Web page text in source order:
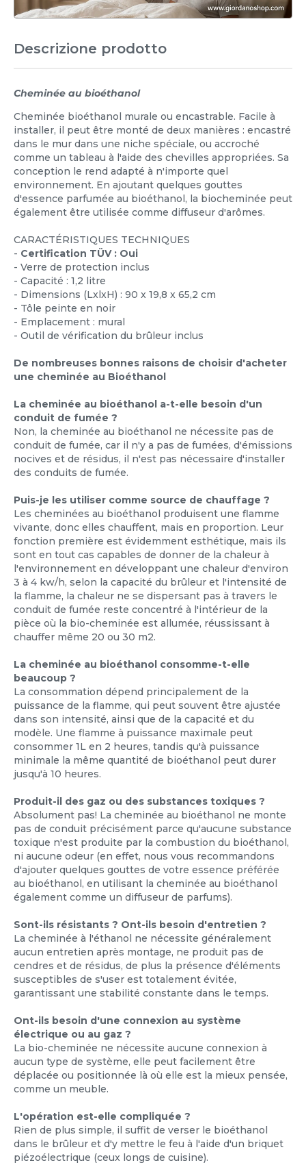
Descrizione prodotto
Cheminée au bioéthanol
Cheminée bioéthanol murale ou encastrable. Facile à
installer, il peut être monté de deux manières : encastré
dans le mur dans une niche spéciale, ou accroché
comme un tableau à l'aide des chevilles appropriées. Sa
conception le rend adapté à n'importe quel
environnement. En ajoutant quelques gouttes
d'essence parfumée au bioéthanol, la biocheminée peut
également être utilisée comme diffuseur d'arômes.
CARACTÉRISTIQUES TECHNIQUES
- Certification TÜV : Oui
- Verre de protection inclus
- Capacité : 1,2 litre
- Dimensions (LxlxH) : 90 x 19,8 x 65,2 cm
- Tôle peinte en noir
- Emplacement : mural
- Outil de vérification du brûleur inclus
De nombreuses bonnes raisons de choisir d'acheter
une cheminée au Bioéthanol
La cheminée au bioéthanol a-t-elle besoin d'un
conduit de fumée ?
Non, la cheminée au bioéthanol ne nécessite pas de
conduit de fumée, car il n'y a pas de fumées, d'émissions
nocives et de résidus, il n'est pas nécessaire d'installer
des conduits de fumée.
Puis-je les utiliser comme source de chauffage ?
Les cheminées au bioéthanol produisent une flamme
vivante, donc elles chauffent, mais en proportion. Leur
fonction première est évidemment esthétique, mais ils
sont en tout cas capables de donner de la chaleur à
l'environnement en développant une chaleur d'environ
3 à 4 kw/h, selon la capacité du brûleur et l'intensité de
la flamme, la chaleur ne se dispersant pas à travers le
conduit de fumée reste concentré à l'intérieur de la
pièce où la bio-cheminée est allumée, réussissant à
chauffer même 20 ou 30 m2.
La cheminée au bioéthanol consomme-t-elle
beaucoup ?
La consommation dépend principalement de la
puissance de la flamme, qui peut souvent être ajustée
dans son intensité, ainsi que de la capacité et du
modèle. Une flamme à puissance maximale peut
consommer 1L en 2 heures, tandis qu'à puissance
minimale la même quantité de bioéthanol peut durer
jusqu'à 10 heures.
Produit-il des gaz ou des substances toxiques ?
Absolument pas! La cheminée au bioéthanol ne monte
pas de conduit précisément parce qu'aucune substance
toxique n'est produite par la combustion du bioéthanol,
ni aucune odeur (en effet, nous vous recommandons
d'ajouter quelques gouttes de votre essence préférée
au bioéthanol, en utilisant la cheminée au bioéthanol
également comme un diffuseur de parfums).
Sont-ils résistants ? Ont-ils besoin d'entretien ?
La cheminée à l'éthanol ne nécessite généralement
aucun entretien après montage, ne produit pas de
cendres et de résidus, de plus la présence d'éléments
susceptibles de s'user est totalement évitée,
garantissant une stabilité constante dans le temps.
Ont-ils besoin d'une connexion au système
électrique ou au gaz ?
La bio-cheminée ne nécessite aucune connexion à
aucun type de système, elle peut facilement être
déplacée ou positionnée là où elle est la mieux pensée,
comme un meuble.
L'opération est-elle compliquée ?
Rien de plus simple, il suffit de verser le bioéthanol
dans le brûleur et d'y mettre le feu à l'aide d'un briquet
piézoélectrique (ceux longs de cuisine).